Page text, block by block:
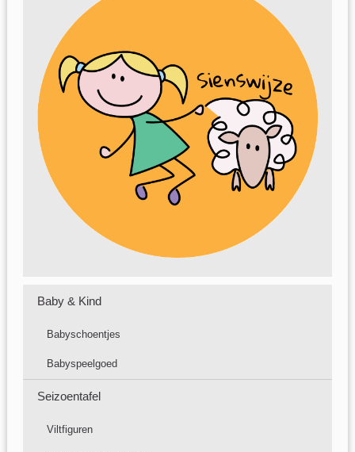
Baby & Kind
Babyschoentjes
Babyspeelgoed
Seizoentafel
Viltfiguren